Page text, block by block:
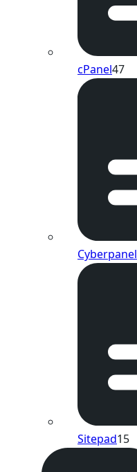
cPanel47
Cyberpanel
Sitepad15